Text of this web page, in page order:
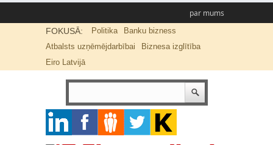
par mums
FOKUSĀ: Politika
Banku bizness
Atbalsts uzņēmējdarbībai
Biznesa izglītība
Eiro Latvijā